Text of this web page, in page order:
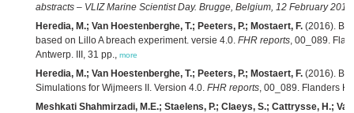
abstracts – VLIZ Marine Scientist Day. Brugge, Belgium, 12 February
Heredia, M.; Van Hoestenberghe, T.; Peeters, P.; Mostaert, F. (2016).
based on Lillo A breach experiment. versie 4.0. FHR reports, 00_089.
Antwerp. III, 31 pp., more
Heredia, M.; Van Hoestenberghe, T.; Peeters, P.; Mostaert, F. (2016).
Simulations for Wijmeers II. Version 4.0. FHR reports, 00_089. Flanders
Meshkati Shahmirzadi, M.E.; Staelens, P.; Claeys, S.; Cattrysse, H.;